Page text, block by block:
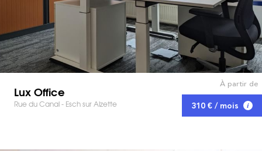
Lux Office
Rue du Canal - Esch sur Alzette
À partir de
310 € / mois